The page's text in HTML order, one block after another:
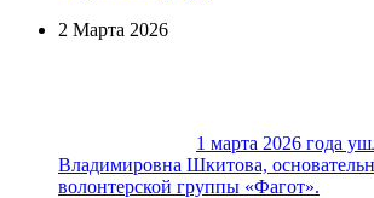
2 Марта 2026
1 марта 2026 года
Владимировна Шкитова,
волонтерской группы «Фагот».